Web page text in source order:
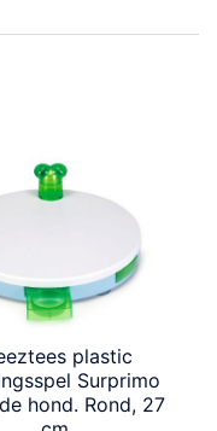
plastic
Surprimo
hond. Rond, 27